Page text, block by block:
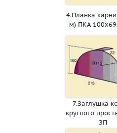
4.Планка
м) ПКА-
7.Заглушка
круглого
ЗП